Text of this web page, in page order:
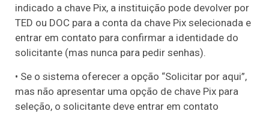
indicado a chave Pix, a instituição pode devolver por
TED ou DOC para a conta da chave Pix selecionada e
entrar em contato para confirmar a identidade do
solicitante (mas nunca para pedir senhas).
• Se o sistema oferecer a opção “Solicitar por aqui”,
mas não apresentar uma opção de chave Pix para
seleção, o solicitante deve entrar em contato